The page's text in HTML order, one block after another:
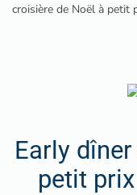
croisière de Noël à petit
Early
petit